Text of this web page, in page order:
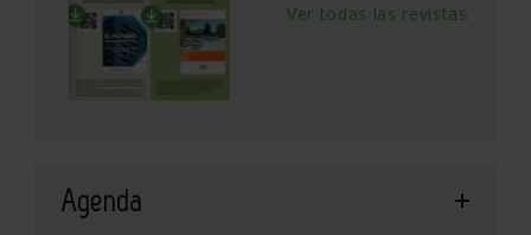
Ver todas las revistas
Agenda